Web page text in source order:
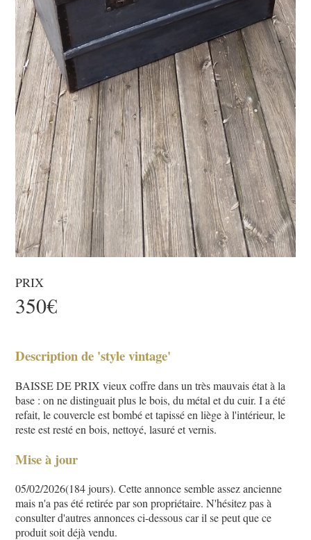
PRIX
350€
Description de 'style vintage'
BAISSE DE PRIX vieux coffre dans un très mauvais état à la
base : on ne distinguait plus le bois, du métal et du cuir. I a été
refait, le couvercle est bombé et tapissé en liège à l'intérieur, le
reste est resté en bois, nettoyé, lasuré et vernis.
Mise à jour
05/02/2026(184 jours). Cette annonce semble assez ancienne
mais n'a pas été retirée par son propriétaire. N'hésitez pas à
consulter d'autres annonces ci-dessous car il se peut que ce
produit soit déjà vendu.